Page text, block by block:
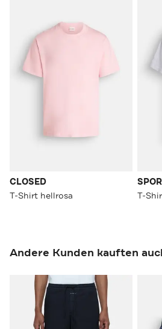
CLOSED
T-Shirt hellrosa T-
Andere Kunden kauften